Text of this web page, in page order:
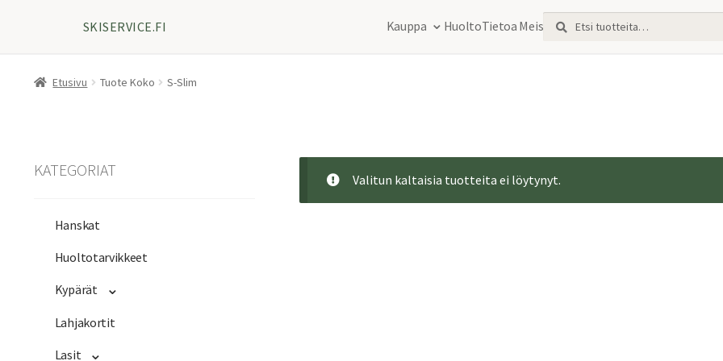
SKISERVICE.FI Kauppa HuoltoTietoa MeistäEtsi:
Haku
Etusivu Tuote Koko S-Slim
Valitun kaltaisia tuotteita ei löytynyt.
KATEGORIAT
Hanskat
Huoltotarvikkeet
Kypärät
Lahjakortit
Lasit